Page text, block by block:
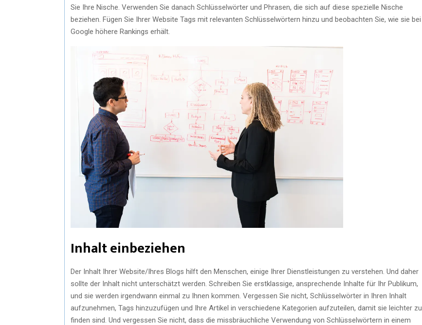
Sie Ihre Nische. Verwenden Sie danach Schlüsselwörter und Phrasen, die sich auf diese spezielle Nische
beziehen. Fügen Sie Ihrer Website Tags mit relevanten Schlüsselwörtern hinzu und beobachten Sie, wie sie bei
Google höhere Rankings erhält.
Inhalt einbeziehen
Der Inhalt Ihrer Website/Ihres Blogs hilft den Menschen, einige Ihrer Dienstleistungen zu verstehen. Und daher
sollte der Inhalt nicht unterschätzt werden. Schreiben Sie erstklassige, ansprechende Inhalte für Ihr Publikum,
und sie werden irgendwann einmal zu Ihnen kommen. Vergessen Sie nicht, Schlüsselwörter in Ihren Inhalt
aufzunehmen, Tags hinzuzufügen und Ihre Artikel in verschiedene Kategorien aufzuteilen, damit sie leichter zu
finden sind. Und vergessen Sie nicht, dass die missbräuchliche Verwendung von Schlüsselwörtern in einem